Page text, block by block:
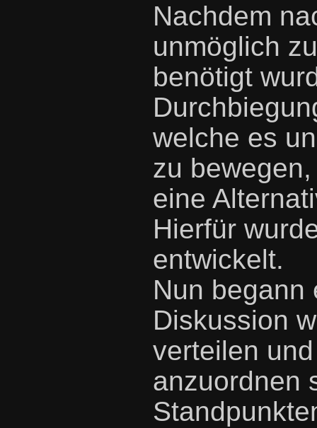
Nachdem
unmöglich
benötigt
welche es
zu
eine
Hierfür
entwickelt.
Nun begann
Diskussion
verteilen
anzuordnen